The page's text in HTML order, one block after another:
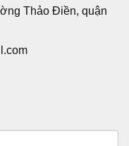
Thảo Điền, quận